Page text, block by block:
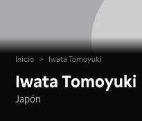
Inicio > Iwata Tomoyuki
Iwata Tomoyuki
Japón